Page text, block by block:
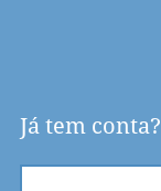
Já tem conta?